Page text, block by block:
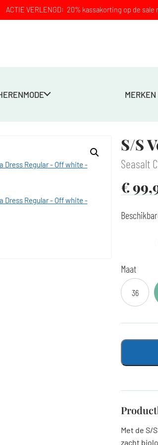
ACTIE VERLENGD: 20% kassakorting op de
MERKEN
S/S
Seasalt
€
Maat
36
Met de S/
zacht